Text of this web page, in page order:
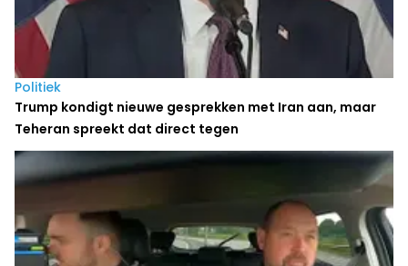
Politiek
Trump kondigt nieuwe gesprekken met Iran aan, maar
Teheran spreekt dat direct tegen